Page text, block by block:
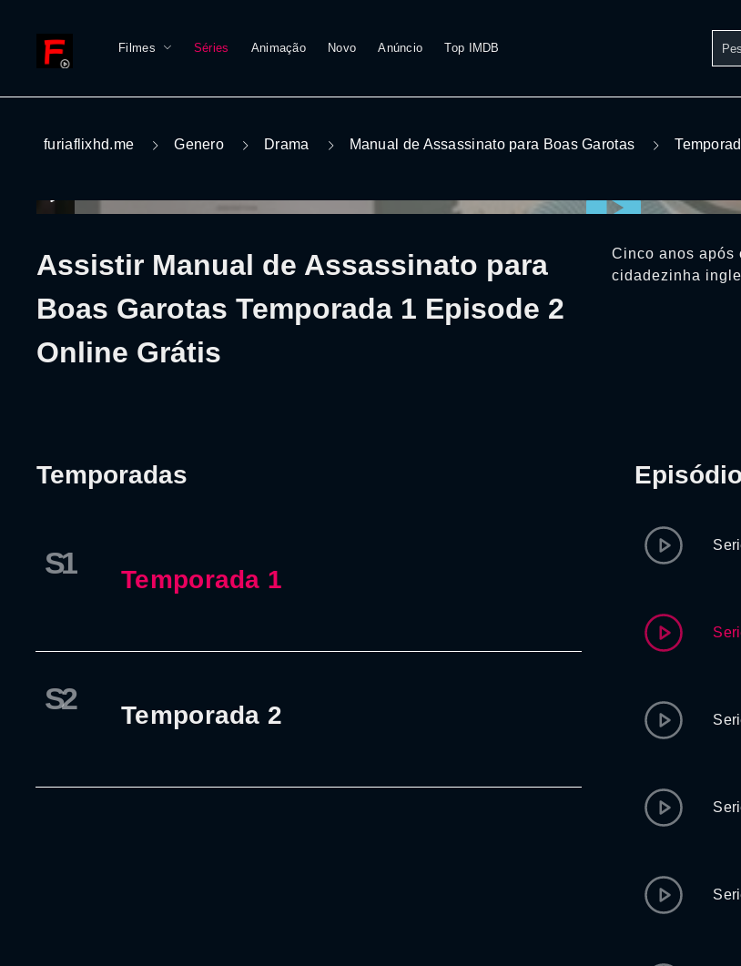
Filmes Séries Animação Novo Anúncio Top IMDB
furiaflixhd.me Genero Drama Manual de Assassinato para Boas Garotas
Assistir Manual de Assassinato para
Boas Garotas Temporada 1 Episode 2
Online Grátis
Cinco anos após
cidadezinha
Temporadas
S1 Temporada 1
S2 Temporada 2